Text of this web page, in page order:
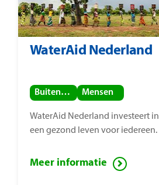
WaterAid Nederland
Buitenland Mensen
WaterAid Nederland investeert in
een gezond leven voor iedereen.
Meer informatie